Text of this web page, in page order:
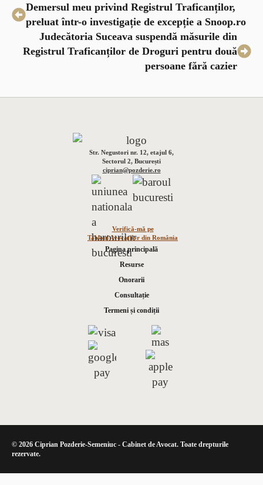
Demersul meu privind Registrul Traficanților,
preluat într-o investigație de excepție a Snoop.ro
Judecătoria Suceava suspendă măsurile din
Registrul Traficanților de Droguri pentru două
persoane fără cazier
Str. Negustori nr. 12, etajul 6,
Sectorul 2, București
ciprian@pozderie.ro
Verifică-mă pe
Tabloul Avocaților din România
Pagina principală
Resurse
Onorarii
Consultație
Termeni și condiții
© 2026 Ciprian Pozderie-Semeniuc - Cabinet de Avocat. Toate drepturile
rezervate.